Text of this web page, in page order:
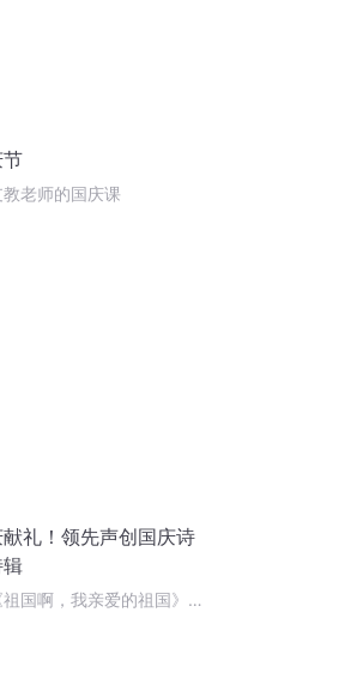
教老师的国庆课
献礼！领先声创国庆诗
祖国啊，我亲爱的祖国》温